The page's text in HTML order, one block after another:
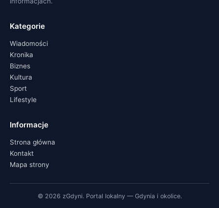
Kategorie
Wiadomości
Kronika
Biznes
Kultura
Sport
Lifestyle
Informacje
Strona główna
Kontakt
Mapa strony
© 2026 zGdyni. Portal lokalny — Gdynia i okolice.